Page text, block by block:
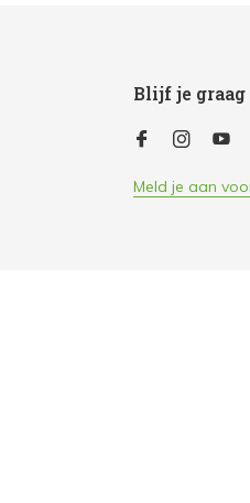
Blijf je graag
Meld je aan